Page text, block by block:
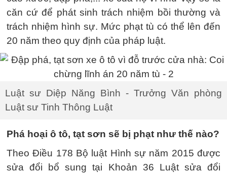
căn cứ để phát sinh trách nhiệm bồi thường và
trách nhiệm hình sự. Mức phạt tù có thể lên đến
20 năm theo quy định của pháp luật.
Luật sư Diệp Năng Bình - Trưởng Văn phòng
Luật sư Tinh Thông Luật
Phá hoại ô tô, tạt sơn sẽ bị phạt như thế nào?
Theo Điều 178 Bộ luật Hình sự năm 2015 được
sửa đổi bổ sung tại Khoản 36 Luật sửa đổi